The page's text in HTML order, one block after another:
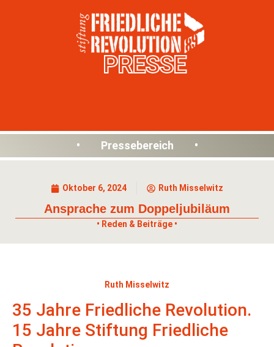
PRESSE
• Pressebereich •
Oktober 6, 2024 Ruth Misselwitz
Ansprache zum Doppeljubiläum
• Reden & Beiträge •
Ruth Misselwitz
35 Jahre Friedliche Revolution.
15 Jahre Stiftung Friedliche